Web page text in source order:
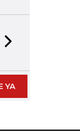
YA